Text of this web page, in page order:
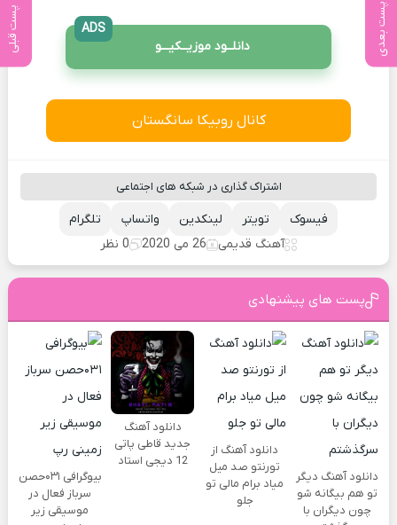
پست بعدی پست قبلی دانلــود موزیــکیـــو
ADS
کانال روبیکا سانگستان
اشتراک گذاری در شبکه های اجتماعی
تلگرام واتساپ لینکدین تویتر
فیسوک
آهنگ قدیمی
26 می 2020 0 نظر
پست های پیشنهادی
دانلود آهنگ دیگر
تو هم بیگانه شو
چون دیگران با
دانلود آهنگ از
تورنتو صد میل
میاد برام مالی تو
جلو
دانلود آهنگ
جدید قاطی پاتی
12 دیجی استاد
بیوگرافی ۰۳۱حصن
سرباز فعال در
موسیقی زیر